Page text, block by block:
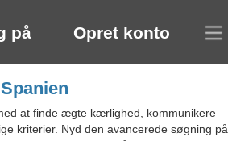
på Opret konto
at finde ægte kærlighed, kommunikere
kriterier. Nyd den avancerede søgning på